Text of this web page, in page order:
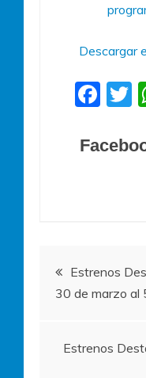
Descargar
F
c
k
entradas
Estrenos
30 de marzo al
Estrenos